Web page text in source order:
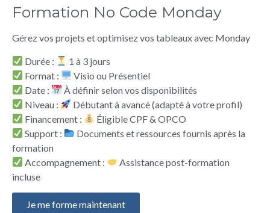
Formation No Code Monday
Gérez vos projets et optimisez vos tableaux avec Monday
Durée :
1 à 3 jours
Format :
Visio ou Présentiel
Date :
À définir selon vos disponibilités
Niveau :
Débutant à avancé (adapté à votre profil)
Financement :
Éligible CPF & OPCO
Support :
Documents et ressources fournis après la
formation
Accompagnement :
Assistance post-formation
incluse
Je me forme maintenant